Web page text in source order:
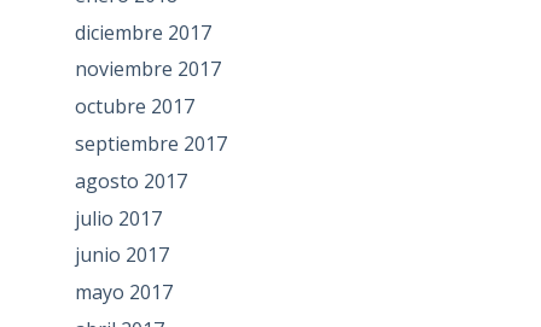
diciembre 2017
noviembre 2017
octubre 2017
septiembre 2017
agosto 2017
julio 2017
junio 2017
mayo 2017